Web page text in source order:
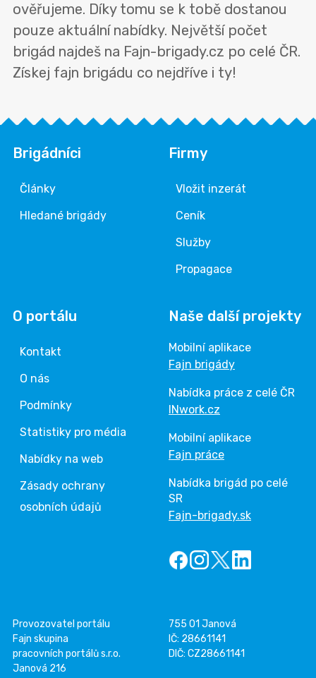
ověřujeme. Díky tomu se k tobě dostanou
pouze aktuální nabídky. Největší počet
brigád najdeš na Fajn-brigady.cz po celé ČR.
Získej fajn brigádu co nejdříve i ty!
Brigádníci
Články
Hledané brigády
Firmy
Vložit inzerát
Ceník
Služby
Propagace
O portálu
Kontakt
O nás
Podmínky
Statistiky pro média
Nabídky na web
Zásady ochrany
osobních údajů
Naše další projekty
Mobilní aplikace
Fajn brigády
Nabídka práce z celé ČR
INwork.cz
Mobilní aplikace
Fajn práce
Nabídka brigád po celé
SR
Fajn-brigady.sk
Provozovatel portálu
Fajn skupina
pracovních portálů s.r.o.
Janová 216
755 01 Janová
IČ: 28661141
DIČ: CZ28661141